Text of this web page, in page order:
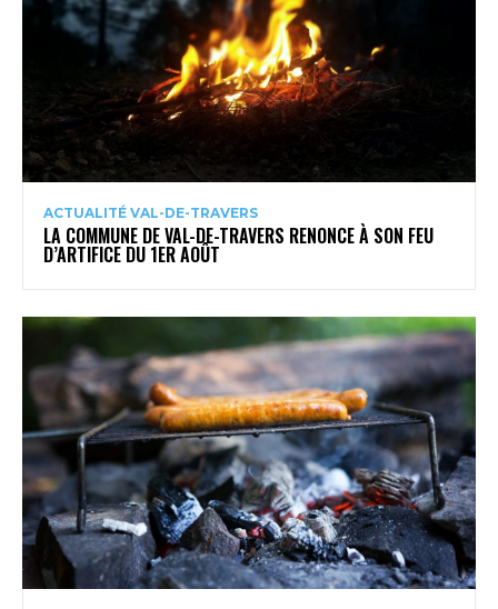
ACTUALITÉ VAL-DE-TRAVERS
LA COMMUNE DE VAL-DE-TRAVERS RENONCE À SON FEU
D’ARTIFICE DU 1ER AOÛT